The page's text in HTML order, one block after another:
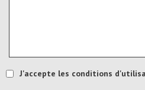
J'accepte les conditions